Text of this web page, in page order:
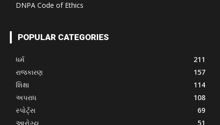
DNPA Code of Ethics
POPULAR CATEGORIES
ધર્મ
211
રાજકારણ
157
શિક્ષા
114
અપરાધ
108
સ્પોર્ટ્સ
69
આરોગ્ય
51